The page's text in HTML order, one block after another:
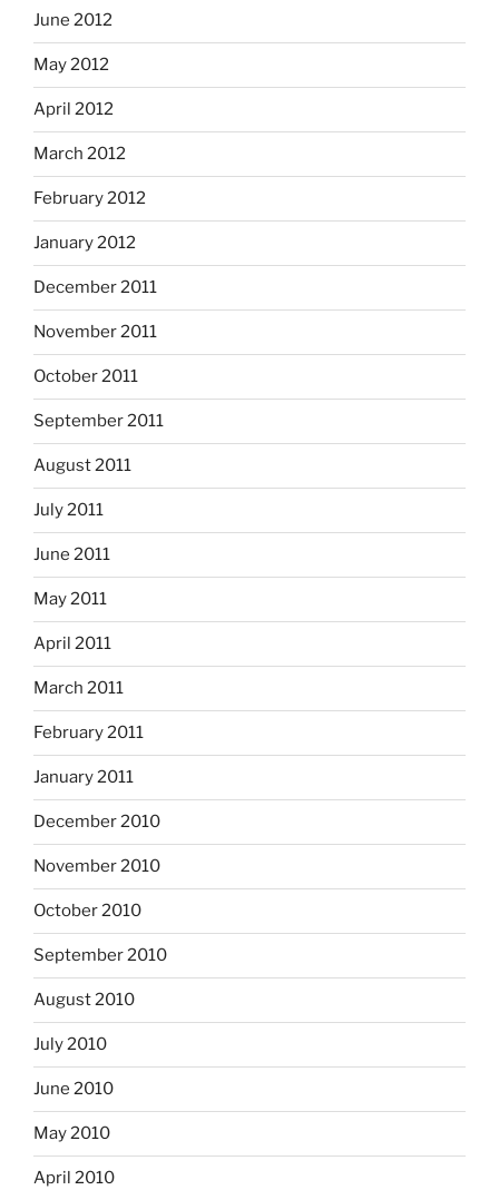
June 2012
May 2012
April 2012
March 2012
February 2012
January 2012
December 2011
November 2011
October 2011
September 2011
August 2011
July 2011
June 2011
May 2011
April 2011
March 2011
February 2011
January 2011
December 2010
November 2010
October 2010
September 2010
August 2010
July 2010
June 2010
May 2010
April 2010